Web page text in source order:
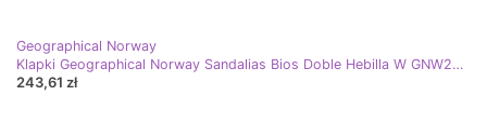
Geographical Norway
Klapki Geographical Norway Sandalias Bios Doble Hebilla W GNW20409-01 czarne
243,61 zł